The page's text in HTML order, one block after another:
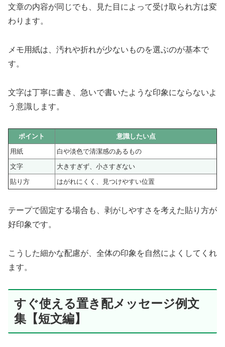
文章の内容が同じでも、見た目によって受け取られ方は変
わります。
メモ用紙は、汚れや折れが少ないものを選ぶのが基本で
す。
文字は丁寧に書き、急いで書いたような印象にならないよ
う意識します。
ポイント
意識したい点
用紙
白や淡色で清潔感のあるもの
文字
大きすぎず、小さすぎない
貼り方
はがれにくく、見つけやすい位置
テープで固定する場合も、剥がしやすさを考えた貼り方が
好印象です。
こうした細かな配慮が、全体の印象を自然によくしてくれ
ます。
すぐ使える置き配メッセージ例文
集【短文編】